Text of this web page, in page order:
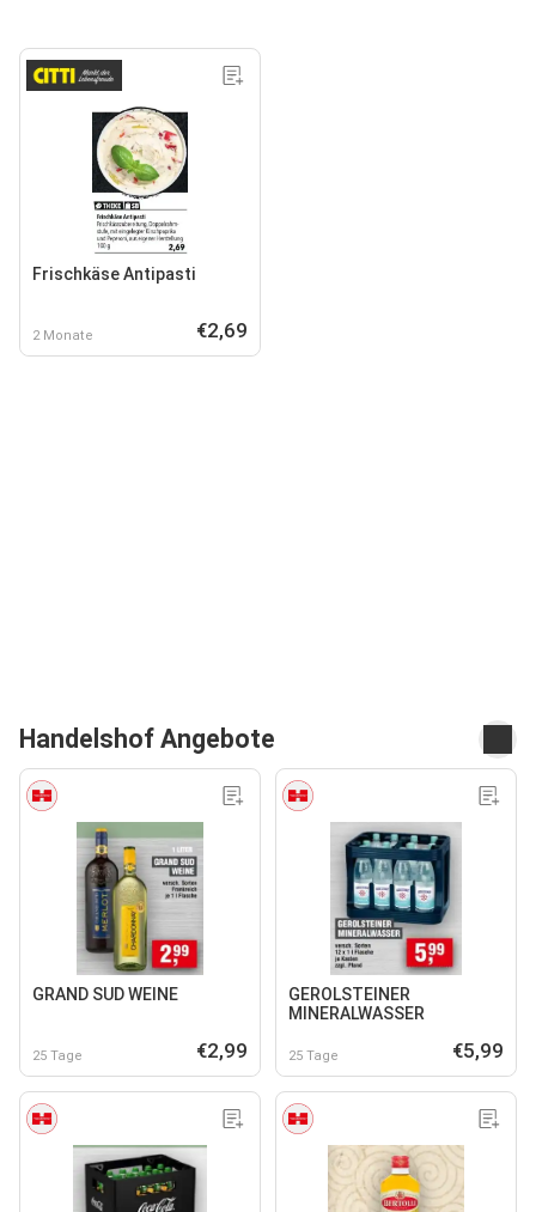
Frischkäse Antipasti
2 Monate €2,69
Handelshof Angebote
GRAND SUD WEINE
25 Tage €2,99
GEROLSTEINER
MINERALWASSER
25 Tage €5,99